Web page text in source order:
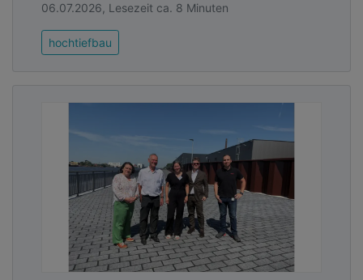
06.07.2026, Lesezeit ca. 8 Minuten
hochtiefbau